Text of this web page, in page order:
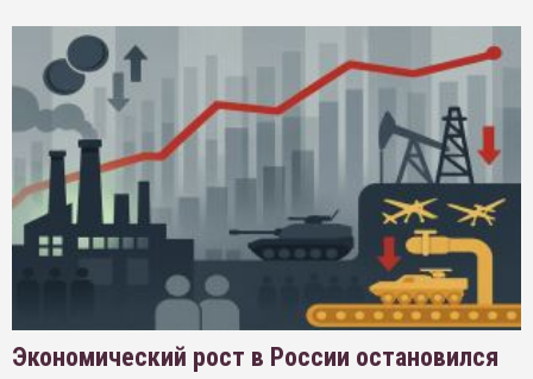
Экономический рост в России остановился